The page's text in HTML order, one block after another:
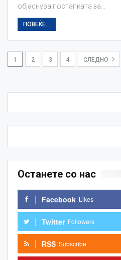
објаснува постапката за…
ПОВЕЌЕ...
1 2 3 4 СЛЕДНО
Останете со нас
Facebook Likes
Twitter Followers
RSS Subscribe